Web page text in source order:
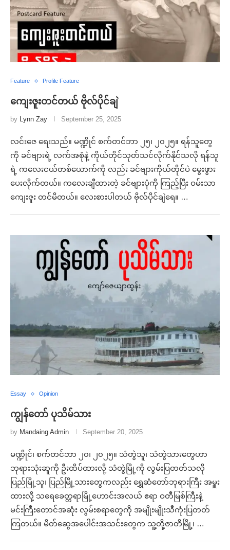
Feature Profile Feature
ကျေးဇူးတင်တယ် ဗိုလ်ပိုင်ချဲ
by Lynn Zay September 25, 2025
လင်းဇေ ရေးသည်။ မဏ္ဍိုင် စက်တင်ဘာ ၂၅၊ ၂၀၂၅။ ရန်သူတွေ
ကို ခင်ဗျားရဲ့ လက်အစုံနဲ့ ကိုယ်တိုင်သုတ်သင်လိုက်နိုင်သလို ရန်သူ
ရဲ့ ကလေးငယ်တစ်ယောက်ကို လည်း ခင်ဗျားကိုယ်တိုင်ပဲ မွေးဖွား
ပေးလိုက်တယ်။ ကလေးချီထားတဲ့ ခင်ဗျားပုံကို ကြည့်ပြီး ဝမ်းသာ
ကျေးဇူး တင်မိတယ်။ လေးစားပါတယ် ဗိုလ်ပိုင်ချဲရေ။ …
Essay Opinion
ကျွန်တော် ပုသိမ်သား
by Mandaing Admin September 20, 2025
မဏ္ဍိုင်၊ စက်တင်ဘာ ၂၀၊ ၂၀၂၅။ သံတွဲသူ၊ သံတွဲသားတွေဟာ
ဘုရားသုံးဆူကို ဦးထိပ်ထားလို့ သံတွဲမြို့ကို လွမ်းပြတတ်သလို
ပြည်မြို့သူ၊ ပြည်မြို့သားတွေကလည်း ရွှေဆံတော်ဘုရားကြီး အမှူး
ထားလို့ သရေခေတ္တရာမြို့ဟောင်းအလယ် ဧရာ ဝတီမြစ်ကြီးနဲ့
မင်းကြီးတောင်အဆုံး လွမ်းစရာတွေကို အမျိုးမျိုးသီကုံးပြတတ်
ကြတယ်။ မိတ်ဆွေအပေါင်းအသင်းတွေက သူ့တို့ဇာတိမြို့၊ …